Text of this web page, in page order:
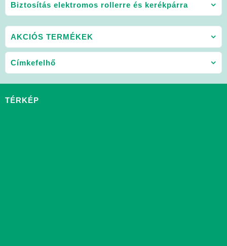
Biztosítás elektromos rollerre és kerékpárra
AKCIÓS TERMÉKEK
Címkefelhő
TÉRKÉP